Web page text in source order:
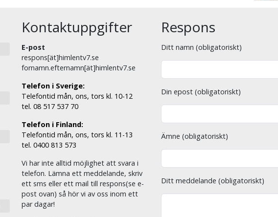
Kontaktuppgifter
E-post
respons[ät]himlentv7.se
fornamn.efternamn[ät]himlentv7.se
Telefon i Sverige:
Telefontid mån, ons, tors kl. 10-12
tel. 08 517 537 70
Telefon i Finland:
Telefontid mån, ons, tors kl. 11-13
tel. 0400 813 573
Vi har inte alltid möjlighet att svara i
telefon. Lämna ett meddelande, skriv
ett sms eller ett mail till respons(se e-
post ovan) så hör vi av oss inom ett
par dagar!
Respons
Ditt namn (obligatoriskt)
Din epost (obligatoriskt)
Ämne (obligatoriskt)
Ditt meddelande (obligatoriskt)